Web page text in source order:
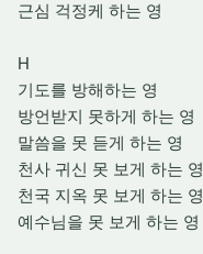
근심 걱정케 하는 영
H
기도를 방해하는 영
방언받지 못하게 하는 영
말씀을 못 듣게 하는 영
천사 귀신 못 보게 하는 영
천국 지옥 못 보게 하는 영
예수님을 못 보게 하는 영